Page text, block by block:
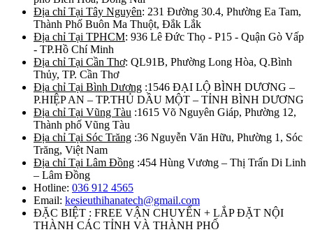
Địa chỉ Tại Tây Nguyên: 231 Đường 30.4, Phường Ea Tam,
Thành Phố Buôn Ma Thuột, Đắk Lắk
Địa chỉ Tại TPHCM: 936 Lê Đức Thọ - P15 - Quận Gò Vấp
- TP.Hồ Chí Minh
Địa chỉ Tại Cần Thơ: QL91B, Phường Long Hòa, Q.Bình
Thủy, TP. Cần Thơ
Địa chỉ Tại Bình Dương :1546 ĐẠI LỘ BÌNH DƯƠNG –
P.HIỆP AN – TP.THỦ DẦU MỘT – TỈNH BÌNH DƯƠNG
Địa chỉ Tại Vũng Tàu :1615 Võ Nguyên Giáp, Phường 12,
Thành phố Vũng Tàu
Địa chỉ Tại Sóc Trăng :36 Nguyễn Văn Hữu, Phường 1, Sóc
Trăng, Việt Nam
Địa chỉ Tại Lâm Đồng :454 Hùng Vương – Thị Trấn Di Linh
– Lâm Đồng
Hotline: 036 912 4565
Email: kesieuthihanatech@gmail.com
ĐẶC BIỆT : FREE VẬN CHUYỂN + LẮP ĐẶT NỘI
THÀNH CÁC TỈNH VÀ THÀNH PHỐ